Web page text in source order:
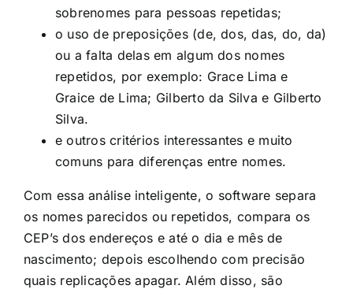
sobrenomes para pessoas repetidas;
o uso de preposições (de, dos, das, do, da)
ou a falta delas em algum dos nomes
repetidos, por exemplo: Grace Lima e
Graice de Lima; Gilberto da Silva e Gilberto
Silva.
e outros critérios interessantes e muito
comuns para diferenças entre nomes.
Com essa análise inteligente, o software separa
os nomes parecidos ou repetidos, compara os
CEP’s dos endereços e até o dia e mês de
nascimento; depois escolhendo com precisão
quais replicações apagar. Além disso, são